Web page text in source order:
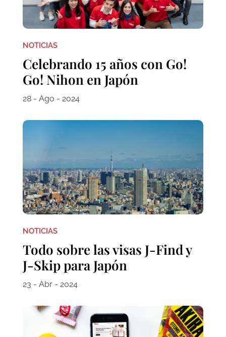
NOTICIAS
Celebrando 15 años con Go!
Go! Nihon en Japón
28 - Ago - 2024
NOTICIAS
Todo sobre las visas J-Find y
J-Skip para Japón
23 - Abr - 2024